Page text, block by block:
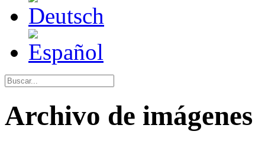
Archivo de imágenes